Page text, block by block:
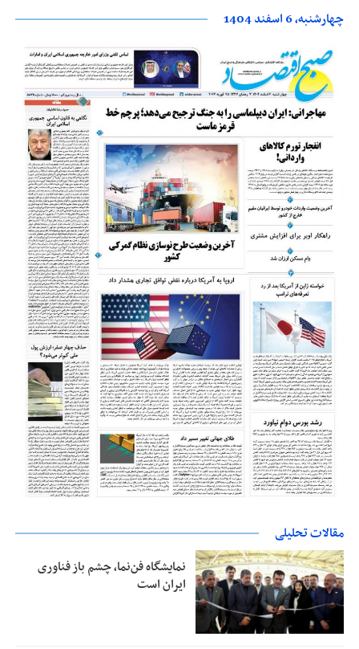
چهارشنبه، 6 اسفند 1404
مقالات تحلیلی
نمایشگاه فن‌نما، چشم باز فناوری
ایران است